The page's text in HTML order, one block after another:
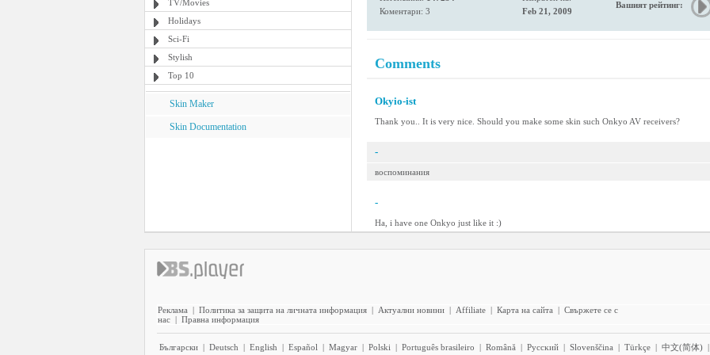
TV/Movies
Holidays
Sci-Fi
Stylish
Top 10
Skin Maker
Skin Documentation
Коментари: 3
Feb 21, 2009
Вашият рейтинг:
Comments
Okyio-ist
Thank you.. It is very nice. Should you make some skin such Onkyo AV receivers?
-
воспоминания
-
Ha, i have one Onkyo just like it :)
Реклама | Политика за защита на личната информация | Актуални новини | Affiliate | Карта на сайта | Свържете се с
нас | Правна информация
Български | Deutsch | English | Español | Magyar | Polski | Português brasileiro | Română | Pyccĸий | Slovenščina | Türkçe | 中文(简体)